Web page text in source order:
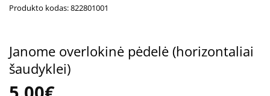
Produkto kodas:822801001
Janome overlokinė pėdelė (horizontaliai
šaudyklei)